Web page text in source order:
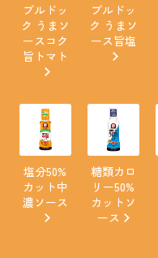
ブルドッ
ク うまソ
ースコク
旨トマト
ブルドッ
ク うまソ
ース旨塩
塩分50%
カット中
濃ソース
糖類カロ
リー50%
カットソ
ース